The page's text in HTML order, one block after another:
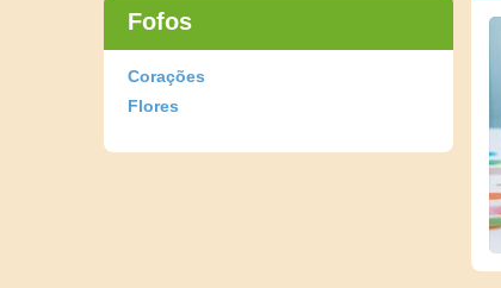
Fofos
Corações
Flores